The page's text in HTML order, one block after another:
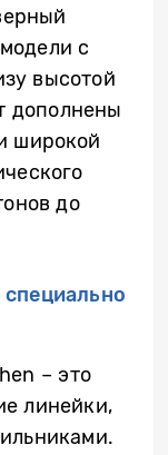
с
высотой
дополнены
широкой
до
– это
линейки,